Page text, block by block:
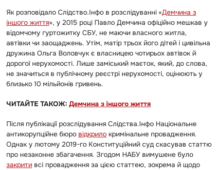
Як розповідало Слідство.Інфо в розслідуванні «Демчина з
іншого життя», у 2015 році Павло Демчина офіційно мешкав у
відомчому гуртожитку СБУ, не маючи власного житла,
автівки чи заощаджень. Утім, матір трьох його дітей і цивільна
дружина Ольга Воловчук є власницею чотирьох автівок й
дорогої нерухомості. Лише заміський маєток, який, до слова,
не значиться в публічному реєстрі нерухомості, оцінюють у
близько 10 мільйонів гривень.
ЧИТАЙТЕ ТАКОЖ: Демчина з іншого життя
Після публікації розслідування Слідства.Інфо Національне
антикорупційне бюро відкрило кримінальне провадження.
Однак у лютому 2019-го Конституційний суд скасував статтю
про незаконне збагачення. Згодом НАБУ вимушене було
закрити всі провадження за цією статтею, зокрема й щодо